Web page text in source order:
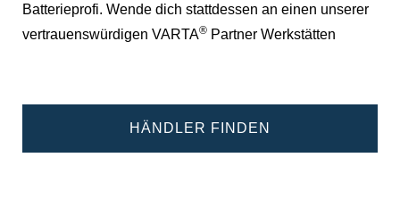
Batterieprofi. Wende dich stattdessen an einen unserer
vertrauenswürdigen VARTA® Partner Werkstätten
HÄNDLER FINDEN